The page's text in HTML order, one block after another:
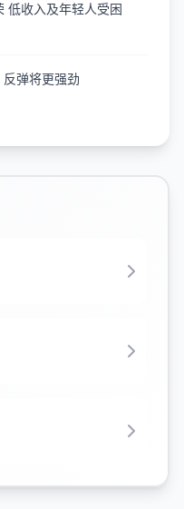
低收入及年轻人受困
反弹将更强劲